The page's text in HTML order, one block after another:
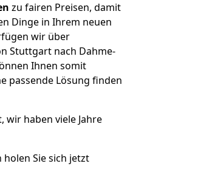
zu fairen Preisen, damit
Dinge in Ihrem neuen
wir über
Stuttgart nach Dahme-
Ihnen somit
passende Lösung finden
haben viele Jahre
holen Sie sich jetzt